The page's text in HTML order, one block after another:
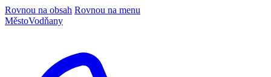
Rovnou na obsah Rovnou na menu
MěstoVodňany